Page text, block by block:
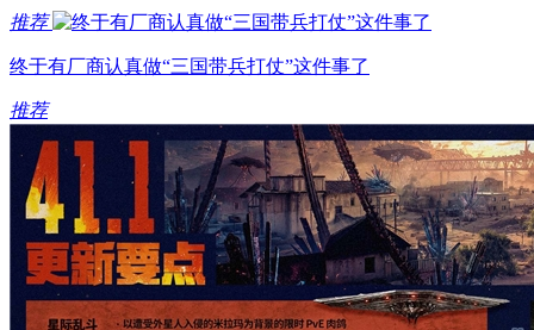
推荐
终于有厂商认真做“三国带兵打仗”这件事了
推荐